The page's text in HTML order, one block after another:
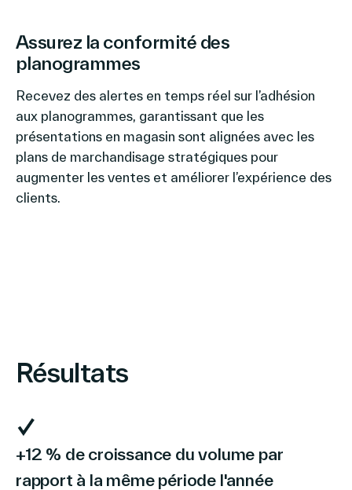
Assurez la conformité des
planogrammes
Recevez des alertes en temps réel sur l’adhésion
aux planogrammes, garantissant que les
présentations en magasin sont alignées avec les
plans de marchandisage stratégiques pour
augmenter les ventes et améliorer l’expérience des
clients.
Résultats
+12 % de croissance du volume par
rapport à la même période l'année